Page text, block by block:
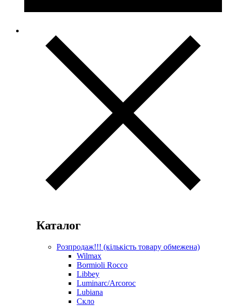
Каталог
Розпродаж!!! (кількість товару обмежена)
Wilmax
Bormioli Rocco
Libbey
Luminarc/Arcoroc
Lubiana
Скло